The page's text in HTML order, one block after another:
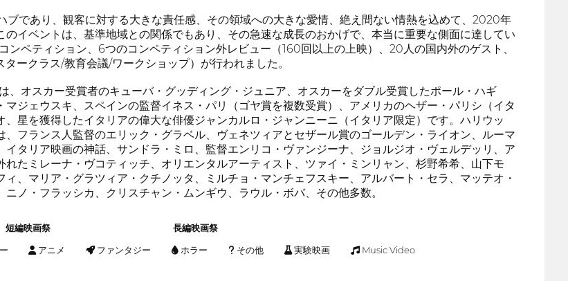
ブであり、観客に対する大きな責任感、その領域への大きな愛情、絶え間ない情熱を込めて、2020年
イベントは、基準地域との関係でもあり、その急速な成長のおかげで、本当に重要な側面に達してい
ンペティション、6つのコンペティション外レビュー（160回以上の上映）、20人の国内外のゲスト、
ークラス/教育会議/ワークショップ）が行われました。
、オスカー受賞者のキューバ・グッディング・ジュニア、オスカーをダブル受賞したポール・ハギ
マジェウスキ、スペインの監督イネス・パリ（ゴヤ賞を複数受賞）、アメリカのヘザー・パリシ（イタ
、星を獲得したイタリアの偉大な俳優ジャンカルロ・ジャンニーニ（イタリア限定）です。ハリウッ
、フランス人監督のエリック・グラベル、ヴェネツィアとセザール賞のゴールデン・ライオン、ルーマ
イタリア映画の神話、サンドラ・ミロ、監督エンリコ・ヴァンジーナ、ジョルジオ・ヴェルデッリ、ア
れたミレーナ・ヴコティッチ、オリエンタルアーティスト、ツァイ・ミンリャン、杉野希希、山下モ
ィ、マリア・グラツィア・クチノッタ、ミルチョ・マンチェフスキー、アルバート・セラ、マッテオ・
ノ・フラッシカ、クリスチャン・ムンギウ、ラウル・ボバ、その他多数。
短編映画祭 長編映画祭
アニメ ファンタジー ホラー その他 実験映画 Music Video